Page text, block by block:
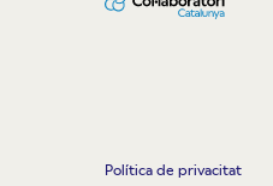
Política de privacitat